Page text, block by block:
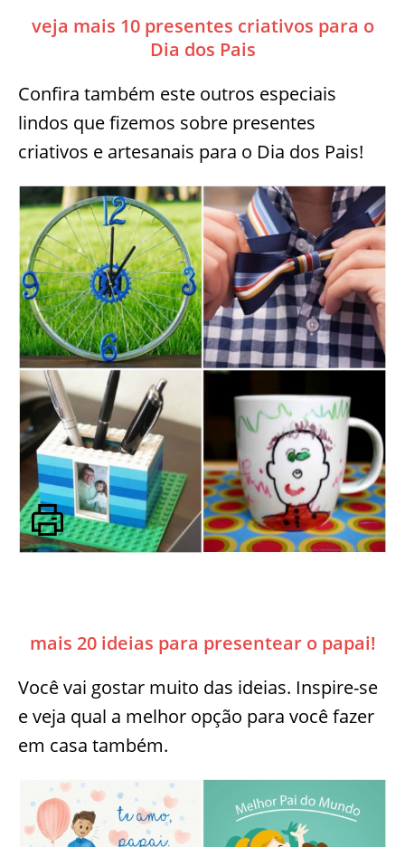
veja mais 10 presentes criativos para o
Dia dos Pais
Confira também este outros especiais
lindos que fizemos sobre presentes
criativos e artesanais para o Dia dos Pais!
mais 20 ideias para presentear o papai!
Você vai gostar muito das ideias. Inspire-se
e veja qual a melhor opção para você fazer
em casa também.